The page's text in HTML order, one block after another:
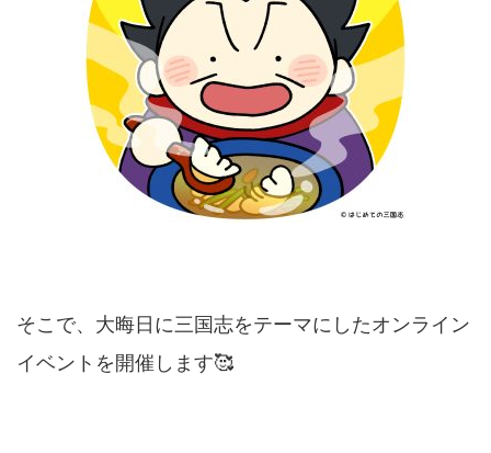
そこで、大晦日に三国志をテーマにしたオンライン
イベントを開催します🥰